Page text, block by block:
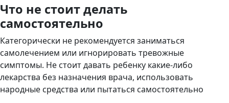
Что не стоит делать
самостоятельно
Категорически не рекомендуется заниматься
самолечением или игнорировать тревожные
симптомы. Не стоит давать ребенку какие-либо
лекарства без назначения врача, использовать
народные средства или пытаться самостоятельно